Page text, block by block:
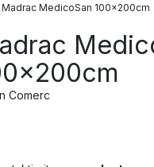
Madrac MedicoSan 100x200cm
Comerc